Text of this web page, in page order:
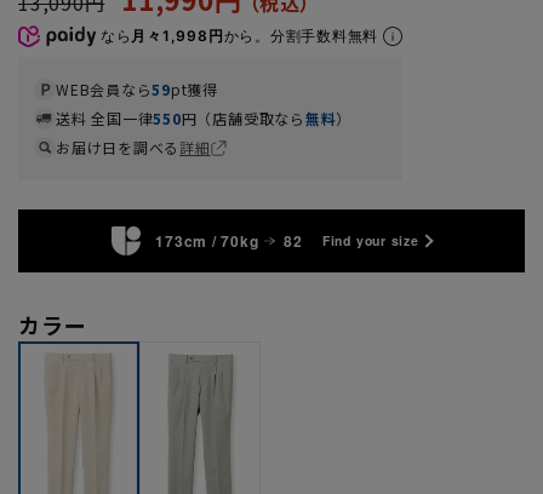
なら 月々1,998円から。分割手数料無料
WEB会員なら59pt獲得
送料 全国一律550円（店舗受取なら無料）
お届け日を調べる詳細
173cm / 70kg 82 Find your size
カラー